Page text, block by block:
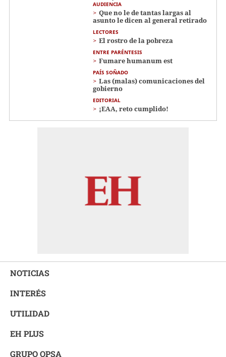
AUDIENCIA
Que no le de tantas largas al
asunto le dicen al general retirado
LECTORES
El rostro de la pobreza
ENTRE PARÉNTESIS
Fumare humanum est
PAÍS SOÑADO
Las (malas) comunicaciones del
gobierno
EDITORIAL
¡EAA, reto cumplido!
NOTICIAS
INTERÉS
UTILIDAD
EH PLUS
GRUPO OPSA